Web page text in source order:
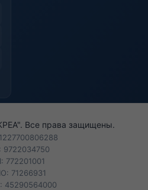
Все права защищены.
772201001
71266931
45290564000